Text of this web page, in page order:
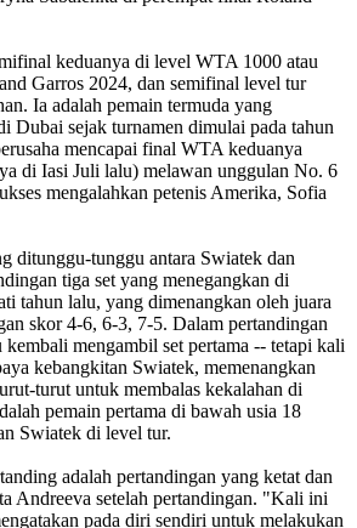
keduanya di level WTA 1000 atau
Garros 2024, dan semifinal level tur
Ia adalah pemain termuda yang
Dubai sejak turnamen dimulai pada tahun
mencapai final WTA keduanya
di Iasi Juli lalu) melawan unggulan No. 6
mengalahkan petenis Amerika, Sofia
ditunggu-tunggu antara Swiatek dan
tiga set yang menegangkan di
tahun lalu, yang dimenangkan oleh juara
skor 4-6, 6-3, 7-5. Dalam pertandingan
mengambil set pertama -- tetapi kali
kebangkitan Swiatek, memenangkan
turut untuk membalas kekalahan di
pemain pertama di bawah usia 18
Swiatek di level tur.
adalah pertandingan yang ketat dan
Andreeva setelah pertandingan. "Kali ini
pada diri sendiri untuk melakukan